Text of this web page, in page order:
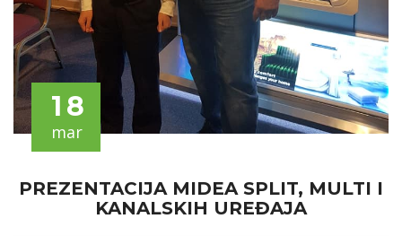
18
mar
PREZENTACIJA MIDEA SPLIT, MULTI I
KANALSKIH UREĐAJA